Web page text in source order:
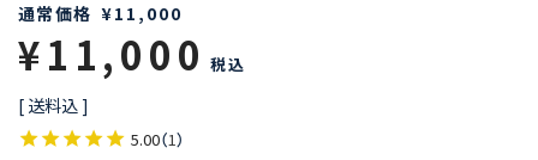
通常価格 ¥11,000
¥11,000 税込
送料込
5.00（1）